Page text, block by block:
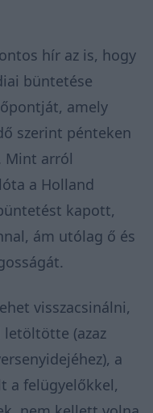
hír az is, hogy
büntetése
amely
szerint pénteken
Mint arról
a Holland
kapott,
ám utólag ő és
visszacsinálni,
letöltötte (azaz
a
a felügyelőkkel,